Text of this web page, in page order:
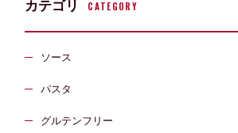
カテゴリ CATEGORY
ソース
パスタ
グルテンフリー